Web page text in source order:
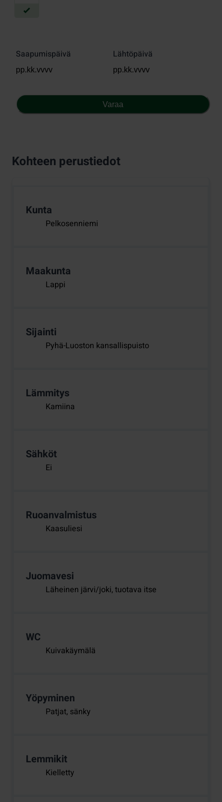
Saapumispäivä Lähtöpäivä
Varaa
Kohteen perustiedot
Kunta
Pelkosenniemi
Maakunta
Lappi
Sijainti
Pyhä-Luoston kansallispuisto
Lämmitys
Kamiina
Sähköt
Ei
Ruoanvalmistus
Kaasuliesi
Juomavesi
Läheinen järvi/joki, tuotava itse
WC
Kuivakäymälä
Yöpyminen
Patjat, sänky
Lemmikit
Kielletty